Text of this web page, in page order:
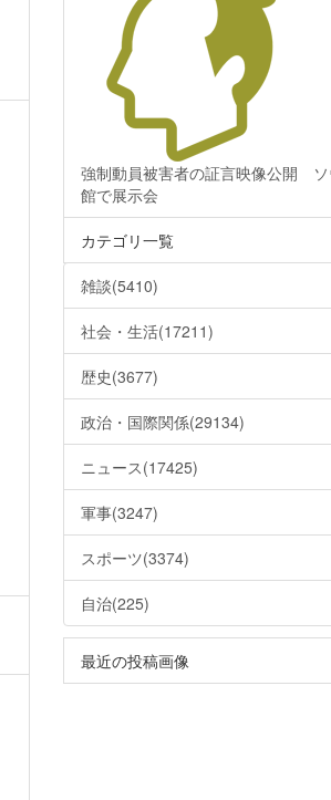
強制動員被害者の証言映像公開 ソ
館で展示会
カテゴリ一覧
雑談(5410)
社会・生活(17211)
歴史(3677)
政治・国際関係(29134)
ニュース(17425)
軍事(3247)
スポーツ(3374)
自治(225)
最近の投稿画像